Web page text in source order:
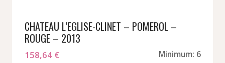
CHATEAU L’EGLISE-CLINET – POMEROL –
ROUGE – 2013
158,64 € Minimum: 6